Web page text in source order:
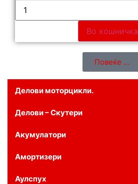
Делови моторцикли.
Делови – Скутери
Акумулатори
Амортизери
Аулспух
Во кошничка
Повеќе ...